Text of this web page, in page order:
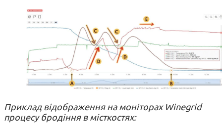
Приклад відображення на моніторах Winegrid
процесу бродіння в місткостях: